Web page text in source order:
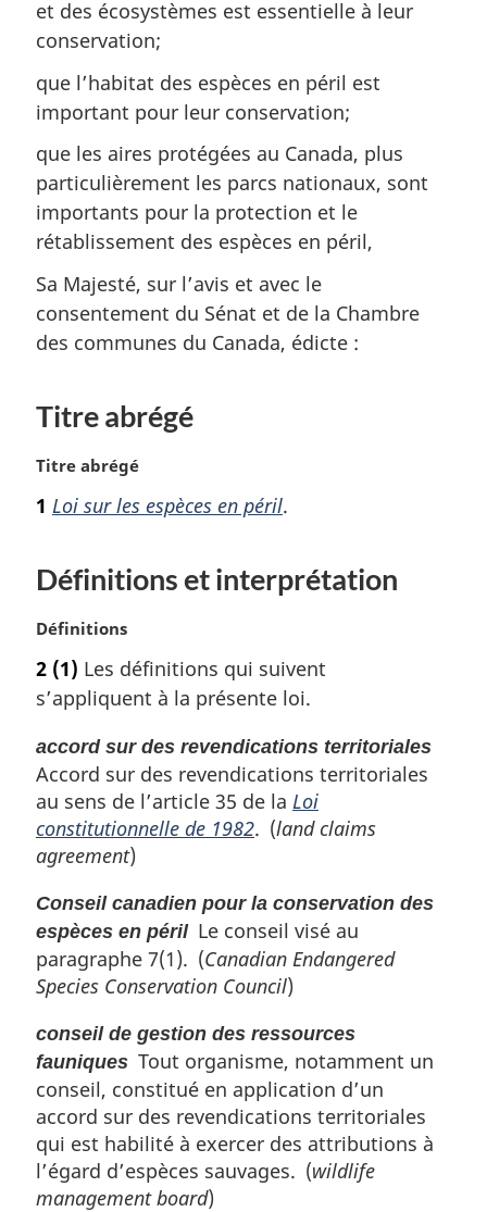
et des écosystèmes est essentielle à leur
conservation;
que l’habitat des espèces en péril est
important pour leur conservation;
que les aires protégées au Canada, plus
particulièrement les parcs nationaux, sont
importants pour la protection et le
rétablissement des espèces en péril,
Sa Majesté, sur l’avis et avec le
consentement du Sénat et de la Chambre
des communes du Canada, édicte :
Titre abrégé
N
t
a
g
i
n
a
e
:
Titre abrégé
1 Loi sur les espèces en péril.
Définitions et interprétation
N
t
e
a
r
g
i
n
a
l
e
:
Définitions
2 (1) Les définitions qui suivent
s’appliquent à la présente loi.
accord sur des revendications territoriales
Accord sur des revendications territoriales
au sens de l’article 35 de la Loi
constitutionnelle de 1982. (land claims
agreement)
Conseil canadien pour la conservation des
espèces en périlLe conseil visé au
paragraphe 7(1). (Canadian Endangered
Species Conservation Council)
conseil de gestion des ressources
fauniques Tout organisme, notamment un
conseil, constitué en application d’un
accord sur des revendications territoriales
qui est habilité à exercer des attributions à
l’égard d’espèces sauvages. (wildlife
management board)